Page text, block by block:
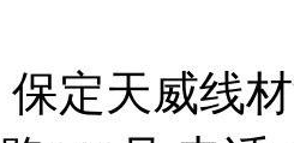
保定天威线